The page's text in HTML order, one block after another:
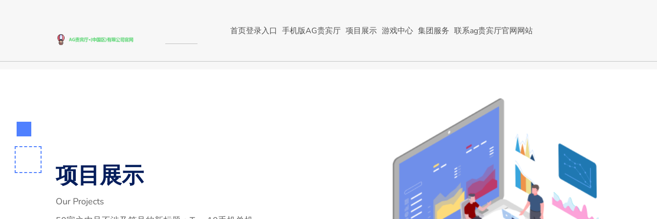
首页登录入口 手机版AG贵宾厅 项目展示 游戏中心 集团服务 联系ag贵宾厅官网网站
项目展示
Our Projects